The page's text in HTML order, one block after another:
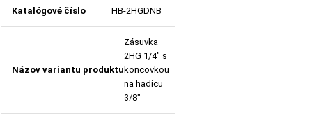
HB-2HGDNB
Zásuvka
2HG 1/4" s
koncovkou
na hadicu
3/8"